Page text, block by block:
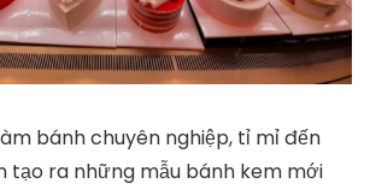
bánh chuyên nghiệp, tỉ mỉ đến
tạo ra những mẫu bánh kem mới